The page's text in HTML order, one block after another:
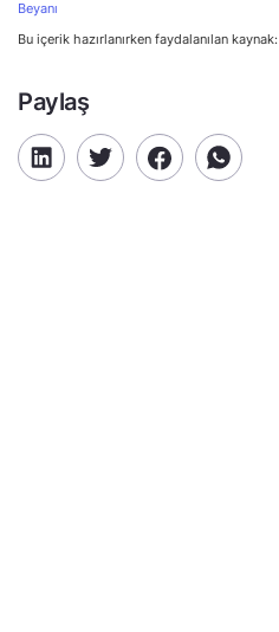
Beyanı
Bu içerik hazırlanırken faydalanılan kaynak:
Paylaş